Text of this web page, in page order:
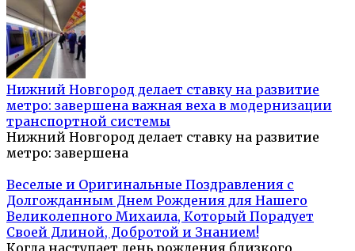
Нижний Новгород делает ставку на развитие
метро: завершена важная веха в модернизации
транспортной системы
Нижний Новгород делает ставку на развитие
метро: завершена
Веселые и Оригинальные Поздравления с
Долгожданным Днем Рождения для Нашего
Великолепного Михаила, Который Порадует
Своей Длиной, Добротой и Знанием!
Когда наступает день рождения близкого